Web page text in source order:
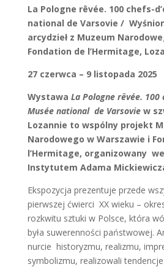
La Pologne rêvée. 100 chefs-
national de Varsovie /
arcydzieł z Muzeum
Fondation de l’Hermitage,
27 czerwca – 9 listopada 2025
Wystawa La Pologne rêvée. 100
Musée national de Varsovie w
Lozannie to wspólny projekt
Narodowego w Warszawie i
l’Hermitage, organizowany
Instytutem Adama
Ekspozycja prezentuje przede
pierwszej ćwierci XX wieku –
rozkwitu sztuki w Polsce, która
była suwerenności państwowej.
nurcie historyzmu, realizmu,
symbolizmu, realizowali